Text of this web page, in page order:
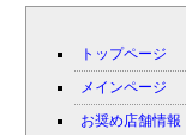
トップページ
メインページ
お奨め店舗情報